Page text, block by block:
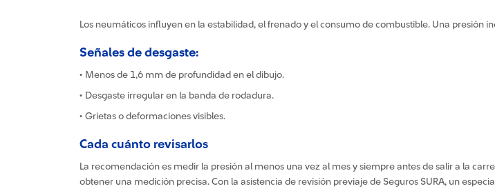
Los neumáticos influyen en la estabilidad, el frenado y el consumo de combustible. Una presión
Señales de desgaste:
• Menos de 1,6 mm de profundidad en el dibujo.
• Desgaste irregular en la banda de rodadura.
• Grietas o deformaciones visibles.
Cada cuánto revisarlos
La recomendación es medir la presión al menos una vez al mes y siempre antes de salir a la
obtener una medición precisa. Con la asistencia de revisión previaje de Seguros SURA, un